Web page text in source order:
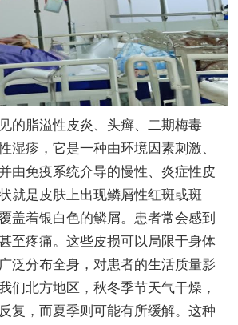
的脂溢性皮炎、头癣、二期梅毒
湿疹，它是一种由环境因素刺激、
由免疫系统介导的慢性、炎症性皮
就是皮肤上出现鳞屑性红斑或斑
盖着银白色的鳞屑。患者常会感到
至疼痛。这些皮损可以局限于身体
泛分布全身，对患者的生活质量影
们北方地区，秋冬季节天气干燥，
复，而夏季则可能有所缓解。这种